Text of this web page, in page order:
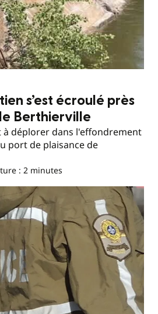
s’est écroulé près
Berthierville
à déplorer dans l'effondrement
port de plaisance de
: 2 minutes